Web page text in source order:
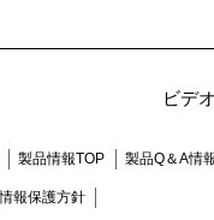
ビデ
製品情報TOP 製品Q＆A情
報保護方針